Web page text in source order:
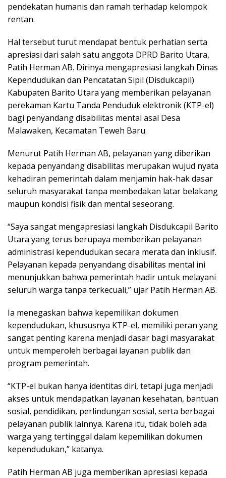
pendekatan humanis dan ramah terhadap kelompok
rentan.
Hal tersebut turut mendapat bentuk perhatian serta
apresiasi dari salah satu anggota DPRD Barito Utara,
Patih Herman AB. Dirinya mengapresiasi langkah Dinas
Kependudukan dan Pencatatan Sipil (Disdukcapil)
Kabupaten Barito Utara yang memberikan pelayanan
perekaman Kartu Tanda Penduduk elektronik (KTP-el)
bagi penyandang disabilitas mental asal Desa
Malawaken, Kecamatan Teweh Baru.
Menurut Patih Herman AB, pelayanan yang diberikan
kepada penyandang disabilitas merupakan wujud nyata
kehadiran pemerintah dalam menjamin hak-hak dasar
seluruh masyarakat tanpa membedakan latar belakang
maupun kondisi fisik dan mental seseorang.
“Saya sangat mengapresiasi langkah Disdukcapil Barito
Utara yang terus berupaya memberikan pelayanan
administrasi kependudukan secara merata dan inklusif.
Pelayanan kepada penyandang disabilitas mental ini
menunjukkan bahwa pemerintah hadir untuk melayani
seluruh warga tanpa terkecuali,” ujar Patih Herman AB.
Ia menegaskan bahwa kepemilikan dokumen
kependudukan, khususnya KTP-el, memiliki peran yang
sangat penting karena menjadi dasar bagi masyarakat
untuk memperoleh berbagai layanan publik dan
program pemerintah.
“KTP-el bukan hanya identitas diri, tetapi juga menjadi
akses untuk mendapatkan layanan kesehatan, bantuan
sosial, pendidikan, perlindungan sosial, serta berbagai
pelayanan publik lainnya. Karena itu, tidak boleh ada
warga yang tertinggal dalam kepemilikan dokumen
kependudukan,” katanya.
Patih Herman AB juga memberikan apresiasi kepada